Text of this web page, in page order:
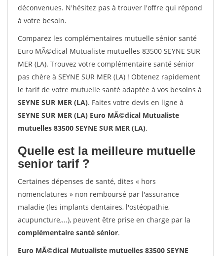
déconvenues. N'hésitez pas à trouver l'offre qui répond
à votre besoin.
Comparez les complémentaires mutuelle sénior santé
Euro MÃ©dical Mutualiste mutuelles 83500 SEYNE SUR
MER (LA). Trouvez votre complémentaire santé sénior
pas chère à SEYNE SUR MER (LA) ! Obtenez rapidement
le tarif de votre mutuelle santé adaptée à vos besoins à
SEYNE SUR MER (LA). Faites votre devis en ligne à
SEYNE SUR MER (LA) Euro MÃ©dical Mutualiste
mutuelles 83500 SEYNE SUR MER (LA).
Quelle est la meilleure mutuelle
senior tarif ?
Certaines dépenses de santé, dites « hors
nomenclatures » non remboursé par l'assurance
maladie (les implants dentaires, l'ostéopathie,
acupuncture,...), peuvent être prise en charge par la
complémentaire santé sénior.
Euro MÃ©dical Mutualiste mutuelles 83500 SEYNE